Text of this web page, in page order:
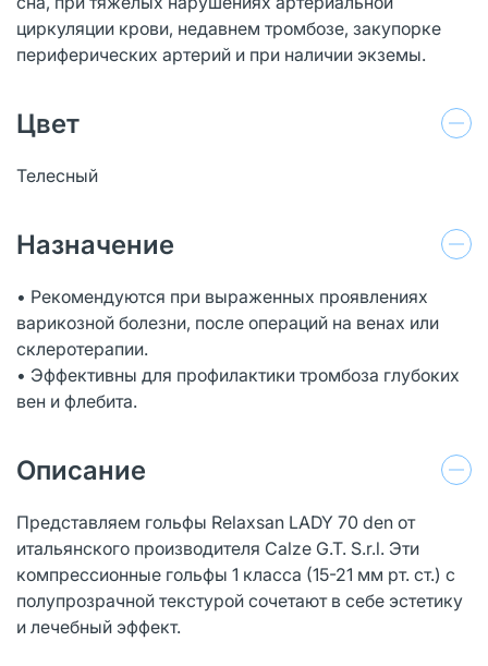
циркуляции крови, недавнем тромбозе, закупорке
периферических артерий и при наличии экземы.
Цвет
Телесный
Назначение
• Рекомендуются при выраженных проявлениях
варикозной болезни, после операций на венах или
склеротерапии.
• Эффективны для профилактики тромбоза глубоких
вен и флебита.
Описание
Представляем гольфы Relaxsan LADY 70 den от
итальянского производителя Calze G.T. S.r.l. Эти
компрессионные гольфы 1 класса (15-21 мм рт. ст.) с
полупрозрачной текстурой сочетают в себе эстетику
и лечебный эффект.